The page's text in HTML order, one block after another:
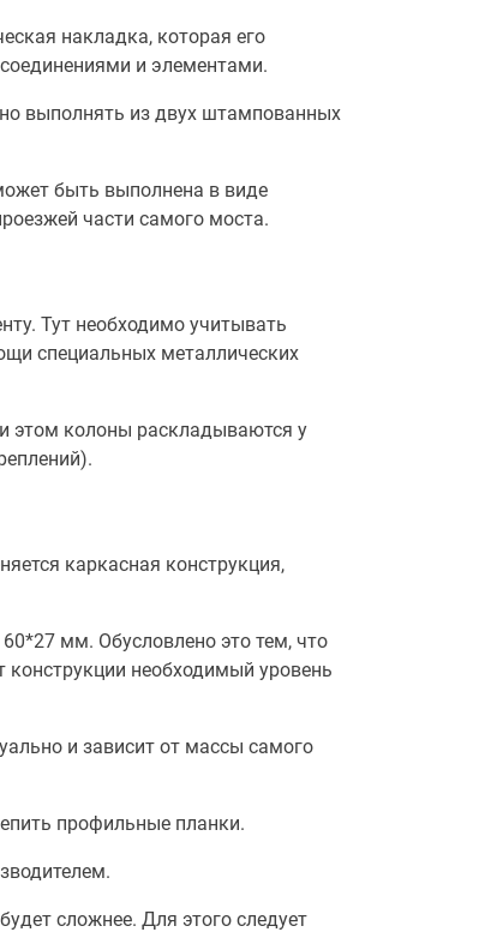
накладка, которая его
и элементами.
выполнять из двух штампованных
быть выполнена в виде
части самого моста.
Тут необходимо учитывать
специальных металлических
этом колоны раскладываются у
каркасная конструкция,
мм. Обусловлено это тем, что
необходимый уровень
и зависит от массы самого
профильные планки.
сложнее. Для этого следует